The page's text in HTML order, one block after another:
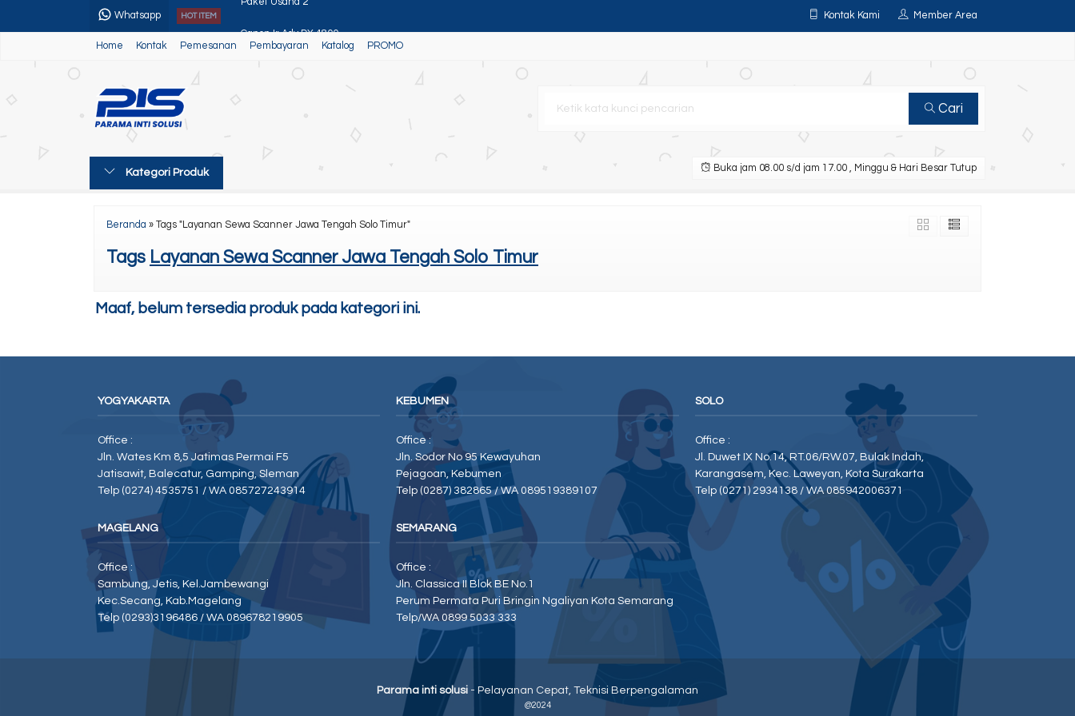
Whatsapp HOT ITEM
Sewa Mesin Fotocopy Medium (Free : Service Toner S
Canon Ir Adv 3225/35/45
Canon Ir Adv 400
Sewa Printer Epson EcoTank L15150
Kontak Kami Member Area
Home Kontak Pemesanan Pembayaran Katalog PROMO
Cari
Kategori Produk Buka jam 08.00 s/d jam 17.00 , Minggu & Hari Besar Tutup
Beranda » Tags "Layanan Sewa Scanner Jawa Tengah Solo Timur"
Tags Layanan Sewa Scanner Jawa Tengah Solo Timur
Maaf, belum tersedia produk pada kategori ini.
YOGYAKARTA
Office :
Jln. Wates Km 8,5 Jatimas Permai F5
Jatisawit, Balecatur, Gamping, Sleman
Telp (0274) 4535751 / WA 085727243914
MAGELANG
Office :
Sambung, Jetis, Kel.Jambewangi
Kec.Secang, Kab.Magelang
Telp (0293)3196486 / WA 089678219905
KEBUMEN
Office :
Jln. Sodor No 95 Kewayuhan
Pejagoan, Kebumen
Telp (0287) 382865 / WA 089519389107
SEMARANG
Office :
Jln. Classica II Blok BE No.1
Perum Permata Puri Bringin Ngaliyan Kota Semarang
Telp/WA 0899 5033 333
SOLO
Office :
Jl. Duwet IX No.14, RT.06/RW.07, Bulak Indah,
Karangasem, Kec. Laweyan, Kota Surakarta
Telp (0271) 2934138 / WA 085942006371
Parama inti solusi - Pelayanan Cepat, Teknisi Berpengalaman
@2024